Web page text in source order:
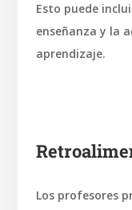
Esto puede
enseñanza y la
aprendizaje.
Los profesores